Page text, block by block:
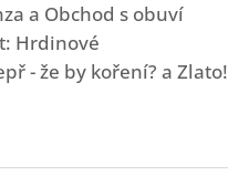
a Obchod s obuví
Hrdinové
- že by koření? a Zlato!